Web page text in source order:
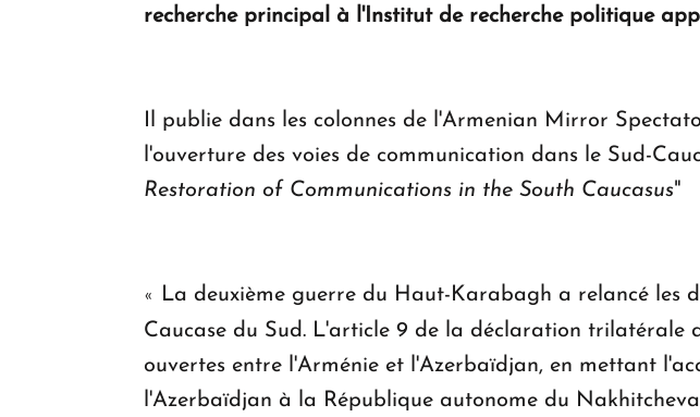
recherche principal à l'Institut de recherche politique
Il publie dans les colonnes de l'Armenian Mirror
l'ouverture des voies de communication dans le Sud-
Restoration of Communications in the South Caucasus"
«
La deuxième guerre du Haut-Karabagh a relancé les
Caucase du Sud. L'article 9 de la déclaration trilatérale
ouvertes entre l'Arménie et l'Azerbaïdjan, en mettant
l'Azerbaïdjan à la République autonome du